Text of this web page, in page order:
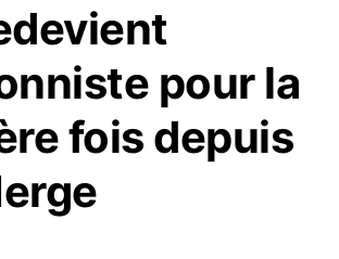
pour la
fois depuis